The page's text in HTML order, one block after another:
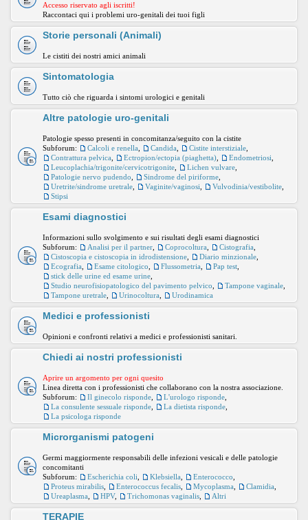
Accesso riservato agli iscritti!
Raccontaci qui i problemi uro-genitali dei tuoi figli
Storie personali (Animali)
Le cistiti dei nostri amici animali
Sintomatologia
Tutto ciò che riguarda i sintomi urologici e genitali
Altre patologie uro-genitali
Patologie spesso presenti in concomitanza/seguito con la cistite
Subforum:
Calcoli e renella Candida Cistite interstiziale
Contrattura pelvica
Ectropion/ectopia (piaghetta) Endometriosi
Leucoplachia/trigonite/cervicotrigonite
Lichen vulvare
Patologie nervo pudendo
Sindrome del piriforme
Uretrite/sindrome uretrale
Vaginite/vaginosi Vulvodinia/vestibolite
Stipsi
Esami diagnostici
Informazioni sullo svolgimento e sui risultati degli esami diagnostici
Subforum:
Analisi per il partner Coprocoltura Cistografia
Cistoscopia e cistoscopia in idrodistensione
Diario minzionale
Ecografia
Esame citologico Flussometria Pap test
stick delle urine ed esame urine
Studio neurofisiopatologico del pavimento pelvico
Tampone vaginale
Tampone uretrale
Urinocoltura Urodinamica
Medici e professionisti
Opinioni e confronti relativi a medici e professionisti sanitari.
Chiedi ai nostri professionisti
Aprire un argomento per ogni quesito
Linea diretta con i professionisti che collaborano con la nostra associazione.
Subforum:
Il ginecolo risponde L'urologo risponde
La consulente sessuale risponde
La dietista risponde
La psicologa risponde
Microrganismi patogeni
Germi maggiormente responsabili delle infezioni vesicali e delle patologie
concomitanti
Subforum:
Escherichia coli Klebsiella Enterococco
Proteus mirabilis
Enterococcus fecalis Mycoplasma Clamidia
Ureaplasma
HPV, Trichomonas vaginalis Altri
TERAPIE